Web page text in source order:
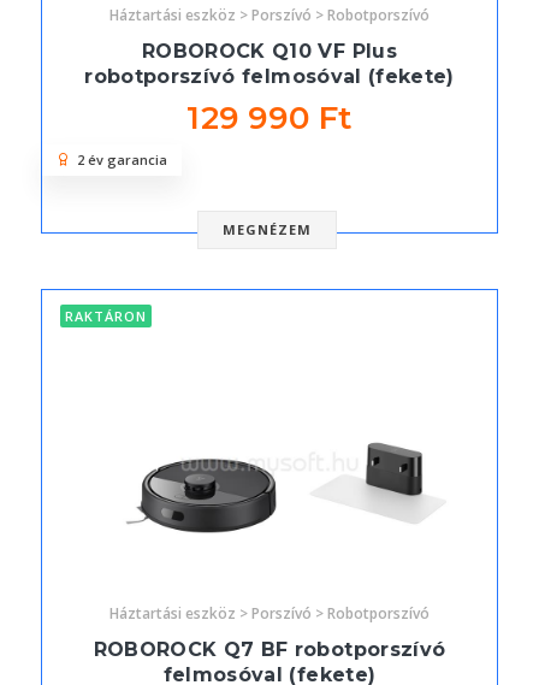
Háztartási eszköz > Porszívó > Robotporszívó
ROBOROCK Q10 VF Plus
robotporszívó felmosóval (fekete)
129 990 Ft
MEGNÉZEM
2 év garancia
RAKTÁRON
Háztartási eszköz > Porszívó > Robotporszívó
ROBOROCK Q7 BF robotporszívó
felmosóval (fekete)